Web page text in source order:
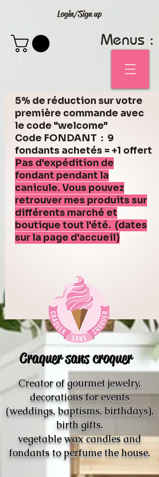
Login/Sign up
Menus :
5% de réduction sur votre
première commande avec
le code "welcome"
Code FONDANT : 9
fondants achetés = +1 offert
Pas d'expédition de
fondant pendant la
canicule. Vous pouvez
retrouver mes produits sur
différents marché et
boutique tout l'été. (dates
sur la page d'accueil)
Craquer sans croquer
Creator of gourmet jewelry,
decorations for events
(weddings, baptisms, birthdays),
birth gifts.
vegetable wax candles and
fondants to perfume the house.